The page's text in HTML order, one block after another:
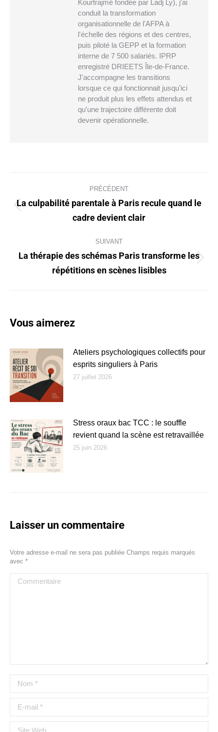
Kourtrajmé fondée par Ladj Ly), j'ai
conduit la transformation
organisationnelle de l'AFPA à
l'échelle des régions et des centres,
puis piloté la GEPP et la formation
interne de 7 500 salariés. IPRP
enregistré DRIEETS Île-de-France.
J'accompagne les transitions
lorsque ce qui fonctionnait jusqu'ici
ne produit plus les effets attendus et
qu'une trajectoire différente doit
devenir opérationnelle.
article
PRÉCÉDENT
précédent
La culpabilité parentale à Paris recule quand le
cadre devient clair
SUIVANT
suivant
La thérapie des schémas Paris transforme les
répétitions en scènes lisibles
Vous aimerez
Ateliers psychologiques collectifs pour
esprits singuliers à Paris
27 juillet 2026
Stress oraux bac TCC : le souffle
revient quand la scène est retravaillée
25 juin 2026
Laisser un commentaire
Votre adresse e-mail ne sera pas publiée Champs requis marqués
avec *
Commentaire
Nom *
E-mail *
Site Web